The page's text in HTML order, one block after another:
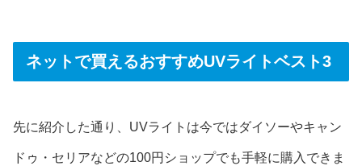
ネットで買えるおすすめUVライトベスト3
先に紹介した通り、UVライトは今ではダイソーやキャン
ドゥ・セリアなどの100円ショップでも手軽に購入できま